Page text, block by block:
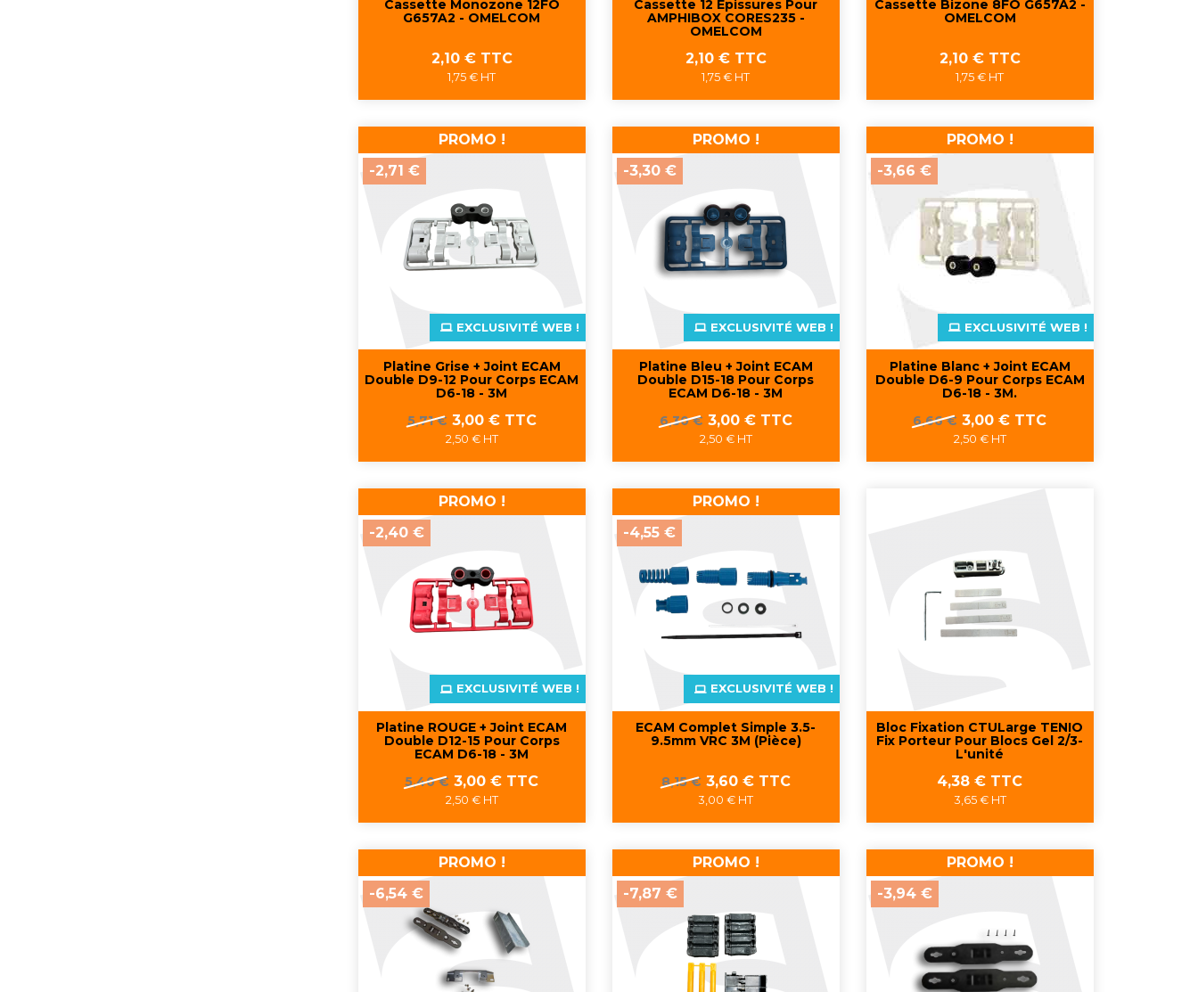
Cassette Monozone 12FO
G657A2 - OMELCOM
Prix
2,10 € TTC
1,75 € HT
Cassette 12 Épissures Pour
AMPHIBOX CORES235 -
OMELCOM
Prix
2,10 € TTC
1,75 € HT
Cassette Bizone 8FO G657A2 -
OMELCOM
Prix
2,10 € TTC
1,75 € HT
Platine Grise + Joint ECAM
Double D9-12 Pour Corps ECAM
D6-18 - 3M
Prix
5,71 € Prix
3,00 € TTC
2,50 € HT
EXCLUSIVITÉ WEB !
PROMO !
-2,71 €
Platine Bleu + Joint ECAM
Double D15-18 Pour Corps
ECAM D6-18 - 3M
Prix
6,30 € Prix
3,00 € TTC
2,50 € HT
EXCLUSIVITÉ WEB !
PROMO !
-3,30 €
Platine Blanc + Joint ECAM
Double D6-9 Pour Corps ECAM
D6-18 - 3M.
Prix
6,66 € Prix
3,00 € TTC
2,50 € HT
EXCLUSIVITÉ WEB !
PROMO !
-3,66 €
Platine ROUGE + Joint ECAM
Double D12-15 Pour Corps
ECAM D6-18 - 3M
Prix
5,40 € Prix
3,00 € TTC
2,50 € HT
EXCLUSIVITÉ WEB !
PROMO !
-2,40 €
ECAM Complet Simple 3.5-
9.5mm VRC 3M (pièce)
Prix
8,15 € Prix
3,60 € TTC
3,00 € HT
EXCLUSIVITÉ WEB !
PROMO !
-4,55 €
Bloc Fixation CTULarge TENIO
Fix Porteur Pour Blocs Gel 2/3-
L'unité
Prix
4,38 € TTC
3,65 € HT
PROMO !
-6,54 €
PROMO !
-7,87 €
PROMO !
-3,94 €